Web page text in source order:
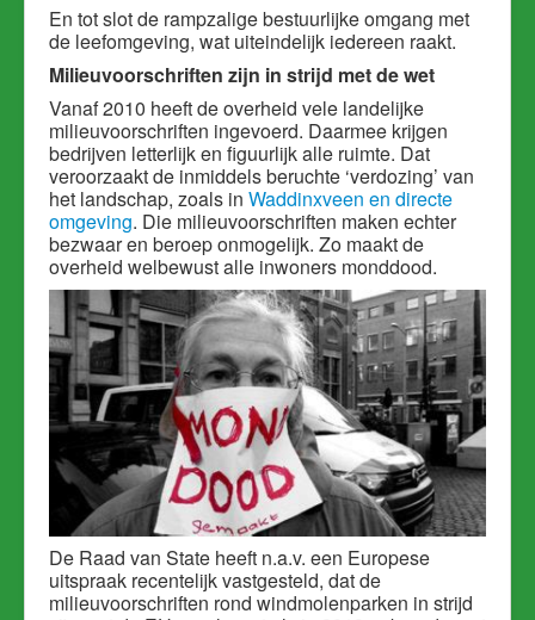
En tot slot de rampzalige bestuurlijke omgang met
de leefomgeving, wat uiteindelijk iedereen raakt.
Milieuvoorschriften zijn in strijd met de wet
Vanaf 2010 heeft de overheid vele landelijke
milieuvoorschriften ingevoerd. Daarmee krijgen
bedrijven letterlijk en figuurlijk alle ruimte. Dat
veroorzaakt de inmiddels beruchte ‘verdozing’ van
het landschap, zoals in Waddinxveen en directe
omgeving. Die milieuvoorschriften maken echter
bezwaar en beroep onmogelijk. Zo maakt de
overheid welbewust alle inwoners monddood.
De Raad van State heeft n.a.v. een Europese
uitspraak recentelijk vastgesteld, dat de
milieuvoorschriften rond windmolenparken in strijd